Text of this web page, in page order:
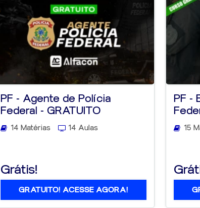
PF - Agente de Polícia
Federal - GRATUITO
14 Matérias 14 Aulas
Grátis!
GRATUITO! ACESSE AGORA!
PF -
15